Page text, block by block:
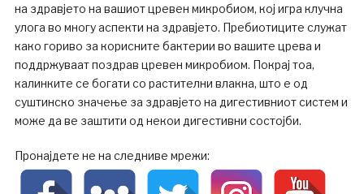
на здравјето на вашиот цревен микробиом, кој игра клучна
улога во многу аспекти на здравјето. Пребиотиците служат
како гориво за корисните бактерии во вашите црева и
поддржуваат поздрав цревен микробиом. Покрај тоа,
калинките се богати со растителни влакна, што е од
суштинско значење за здравјето на дигестивниот систем и
може да ве заштити од некои дигестивни состојби.
Пронајдете не на следниве мрежи: